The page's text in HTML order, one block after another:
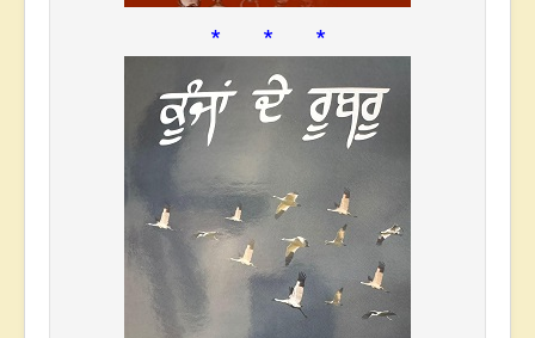
* * *